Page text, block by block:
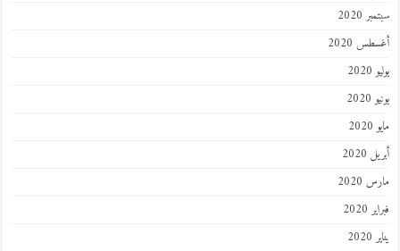
سبتمبر 2020
أغسطس 2020
يوليو 2020
يونيو 2020
مايو 2020
أبريل 2020
مارس 2020
فبراير 2020
يناير 2020